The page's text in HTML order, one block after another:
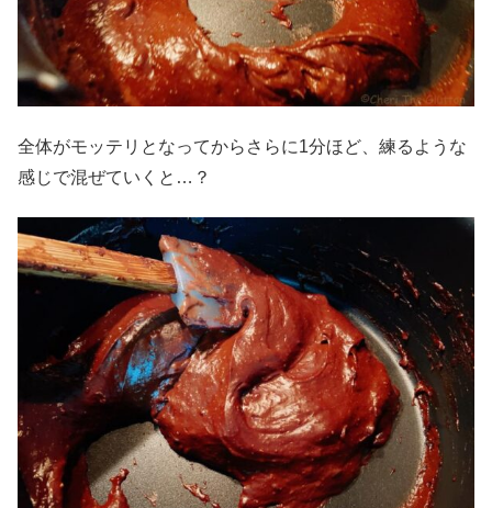
全体がモッテリとなってからさらに1分ほど、練るような
感じで混ぜていくと…？